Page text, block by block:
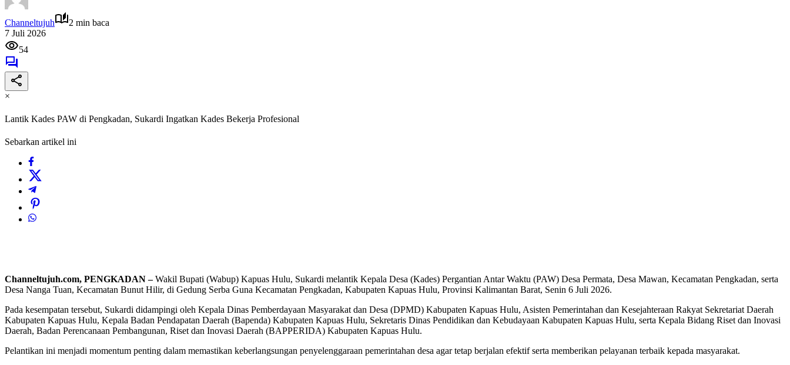
Channeltujuh
2 min baca
7 Juli 2026
54
×
Lantik Kades PAW di Pengkadan, Sukardi Ingatkan Kades Bekerja Profesional
Sebarkan artikel ini
Channeltujuh.com, PENGKADAN –Wakil Bupati (Wabup) Kapuas Hulu, Sukardi melantik Kepala Desa (Kades) Pergantian Antar Waktu (PAW) Desa Permata, Desa Mawan, Kecamatan Pengkadan, serta
Desa Nanga Tuan, Kecamatan Bunut Hilir, di Gedung Serba Guna Kecamatan Pengkadan, Kabupaten Kapuas Hulu, Provinsi Kalimantan Barat, Senin 6 Juli 2026.
Pada kesempatan tersebut, Sukardi didampingi oleh Kepala Dinas Pemberdayaan Masyarakat dan Desa (DPMD) Kabupaten Kapuas Hulu, Asisten Pemerintahan dan Kesejahteraan Rakyat Sekretariat Daerah
Kabupaten Kapuas Hulu, Kepala Badan Pendapatan Daerah (Bapenda) Kabupaten Kapuas Hulu, Sekretaris Dinas Pendidikan dan Kebudayaan Kabupaten Kapuas Hulu, serta Kepala Bidang Riset dan Inovasi
Daerah, Badan Perencanaan Pembangunan, Riset dan Inovasi Daerah (BAPPERIDA) Kabupaten Kapuas Hulu.
Pelantikan ini menjadi momentum penting dalam memastikan keberlangsungan penyelenggaraan pemerintahan desa agar tetap berjalan efektif serta memberikan pelayanan terbaik kepada masyarakat.